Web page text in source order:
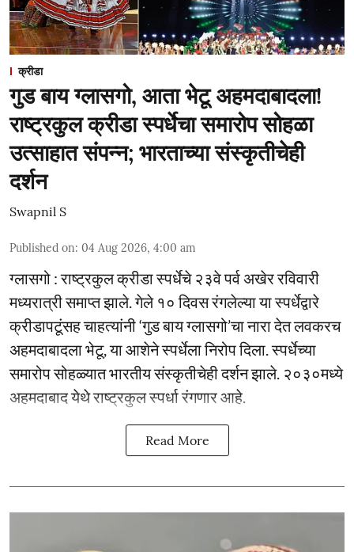
क्रीडा
गुड बाय ग्लासगो, आता भेटू अहमदाबादला!
राष्ट्रकुल क्रीडा स्पर्धेचा समारोप सोहळा
उत्साहात संपन्न; भारताच्या संस्कृतीचेही
दर्शन
Swapnil S
Published on: 04 Aug 2026, 4:00 am
ग्लासगो : राष्ट्रकुल क्रीडा स्पर्धेचे २३वे पर्व अखेर रविवारी
मध्यरात्री समाप्त झाले. गेले १० दिवस रंगलेल्या या स्पर्धेद्वारे
क्रीडापटूंसह चाहत्यांनी ‘गुड बाय ग्लासगो’चा नारा देत लवकरच
अहमदाबादला भेटू, या आशेने स्पर्धेला निरोप दिला. स्पर्धेच्या
समारोप सोहळ्यात भारतीय संस्कृतीचेही दर्शन झाले. २०३०मध्ये
अहमदाबाद येथे राष्ट्रकुल स्पर्धा रंगणार आहे.
Read More